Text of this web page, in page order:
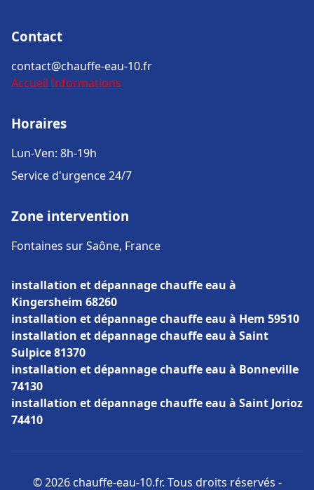
Contact
contact@chauffe-eau-10.fr
Accueil Informations
Horaires
Lun-Ven: 8h-19h
Service d'urgence 24/7
Zone intervention
Fontaines sur Saône, France
installation et dépannage chauffe eau à
Kingersheim 68260
installation et dépannage chauffe eau à Hem 59510
installation et dépannage chauffe eau à Saint
Sulpice 81370
installation et dépannage chauffe eau à Bonneville
74130
installation et dépannage chauffe eau à Saint Jorioz
74410
© 2026 chauffe-eau-10.fr. Tous droits réservés -